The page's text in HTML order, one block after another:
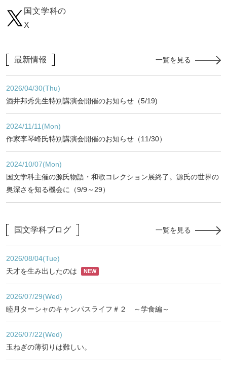
国文学科の
X
最新情報 一覧を見る
2026/04/30(Thu)
酒井邦秀先生特別講演会開催のお知らせ（5/19)
2024/11/11(Mon)
作家李琴峰氏特別講演会開催のお知らせ（11/30）
2024/10/07(Mon)
国文学科主催の源氏物語・和歌コレクション展終了。源氏の世界の
奥深さを知る機会に（9/9～29）
国文学科ブログ 一覧を見る
2026/08/04(Tue)
天才を生み出したのは
NEW
2026/07/29(Wed)
睦月ターシャのキャンパスライフ＃２ ～学食編～
2026/07/22(Wed)
玉ねぎの薄切りは難しい。